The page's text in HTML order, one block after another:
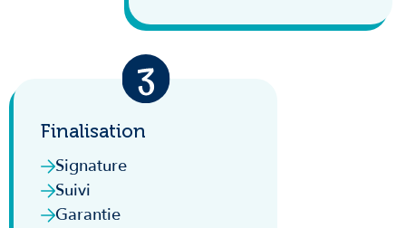
Finalisation
Signature
Suivi
Garantie